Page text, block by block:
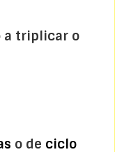
a triplicar o
o de ciclo